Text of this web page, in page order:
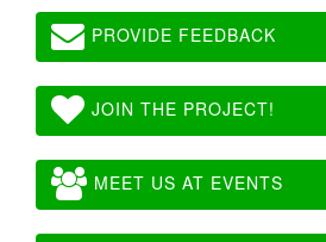
PROVIDE FEEDBACK
JOIN THE PROJECT!
MEET US AT EVENTS